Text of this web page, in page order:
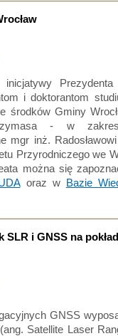
Prezydenta
i doktorantom
środków Gminy
- w
mgr inż.
Przyrodniczego we
można się
oraz w Bazie
SLR i GNSS na
GNSS
Satellite Laser